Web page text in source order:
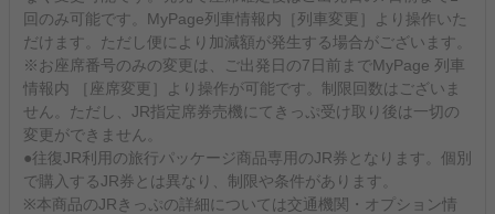
回のみ可能です。MyPage列車情報内［列車変更］より操作いた
だけます。ただし便により加減額が発生する場合がございます。
※お座席番号のみの変更は、ご出発日の7日前までMyPage 列車
情報内 ［座席変更］より操作が可能です。制限回数はございま
せん。ただし、JR指定席券売機にてきっぷ受け取り後は一切の
変更ができません。
●往復JR利用の旅行パッケージ商品専用のJR券となります。個別
で購入するJR券とは異なり、制限や条件があります。
※本商品のJRきっぷの詳細については交通機関・オプション情